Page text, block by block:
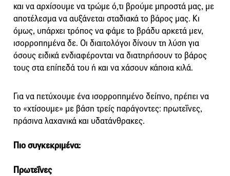
και να αρχίσουμε να τρώμε ό,τι βρούμε μπροστά μας, με
αποτέλεσμα να αυξάνεται σταδιακά το βάρος μας. Κι
όμως, υπάρχει τρόπος να φάμε το βράδυ αρκετά μεν,
ισορροπημένα δε. Οι διαιτολόγοι δίνουν τη λύση για
όσους ειδικά ενδιαφέρονται να διατηρήσουν το βάρος
τους στα επίπεδά του ή και να χάσουν κάποια κιλά.
Για να πετύχουμε ένα ισορροπημένο δείπνο, πρέπει να
το «χτίσουμε» με βάση τρείς παράγοντες: πρωτεΐνες,
πράσινα λαχανικά και υδατάνθρακες.
Πιο συγκεκριμένα:
Πρωτεΐνες